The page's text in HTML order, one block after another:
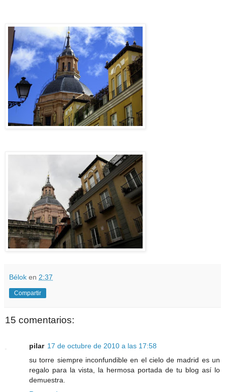
Bélok en 2:37
Compartir
15 comentarios:
pilar 17 de octubre de 2010 a las 17:58
su torre siempre inconfundible en el cielo de madrid es un
regalo para la vista, la hermosa portada de tu blog así lo
demuestra.